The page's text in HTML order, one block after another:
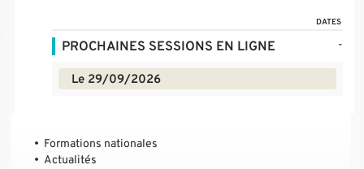
DATES
PROCHAINES SESSIONS EN LIGNE -
Le 29/09/2026
Formations nationales
Actualités